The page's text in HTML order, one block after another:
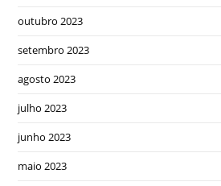
outubro 2023
setembro 2023
agosto 2023
julho 2023
junho 2023
maio 2023